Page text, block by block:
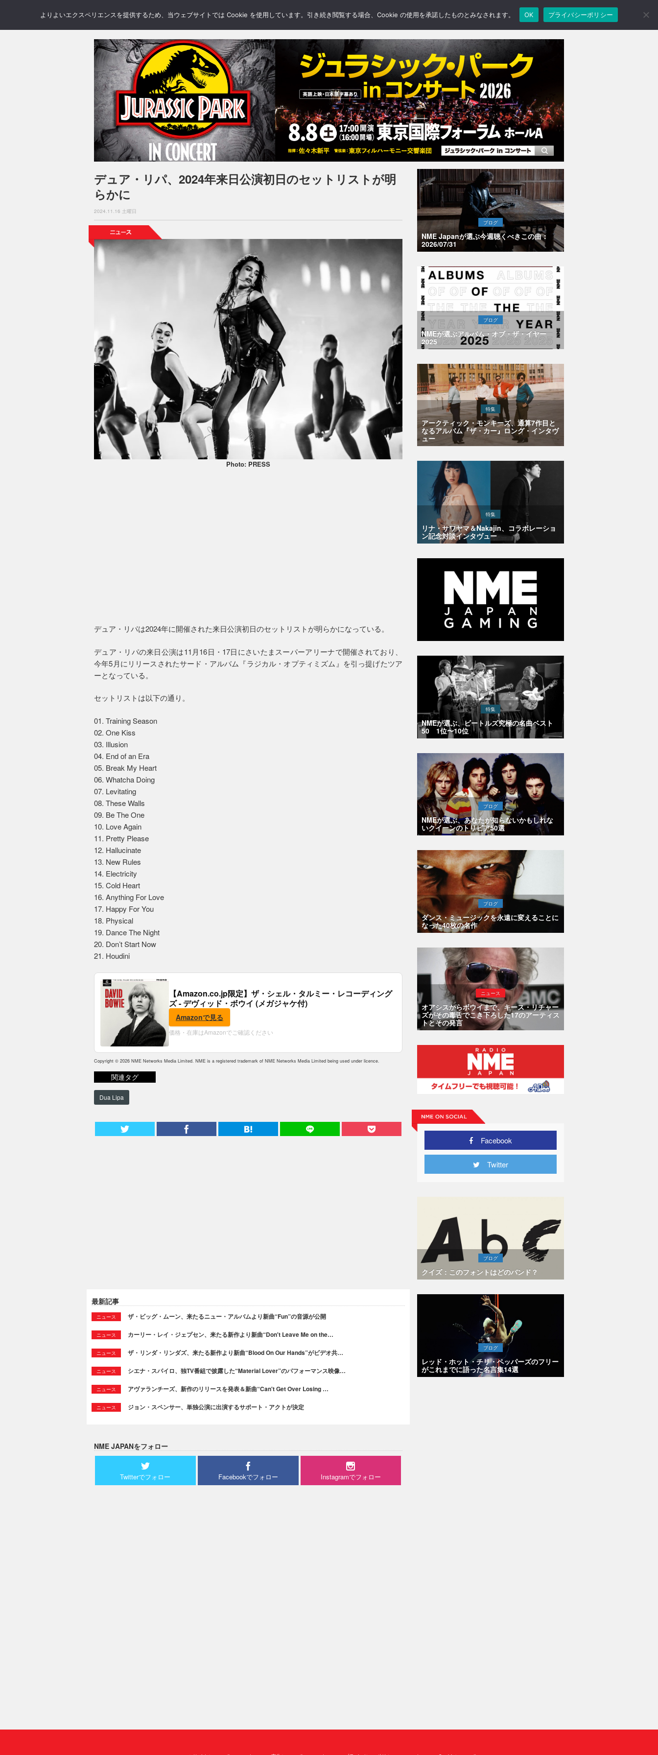
NEWS REVIEWS GALLERY BLOGS FEATURE
デュア・リパ、2024年来日公演初日のセットリストが明
らかに
2024.11.16 土曜日
Photo: PRESS
デュア・リパは2024年に開催された来日公演初日のセットリストが明らかになっている。
デュア・リパの来日公演は11月16日・17日にさいたまスーパーアリーナで開催されており、
今年5月にリリースされたサード・アルバム『ラジカル・オプティミズム』を引っ提げたツア
ーとなっている。
セットリストは以下の通り。
01. Training Season
02. One Kiss
03. Illusion
04. End of an Era
05. Break My Heart
06. Whatcha Doing
07. Levitating
08. These Walls
09. Be The One
10. Love Again
11. Pretty Please
12. Hallucinate
13. New Rules
14. Electricity
15. Cold Heart
16. Anything For Love
17. Happy For You
18. Physical
19. Dance The Night
20. Don’t Start Now
21. Houdini
【Amazon.co.jp限定】ザ・シェル・タルミー・レコーディング
ズ - デヴィッド・ボウイ (メガジャケ付)
Amazonで見る
価格・在庫はAmazonでご確認ください
Copyright © 2026 NME Networks Media Limited. NME is a registered trademark of NME Networks Media Limited being used under licence.
関連タグ
Dua Lipa
最新記事
ニュース ザ・ビッグ・ムーン、来たるニュー・アルバムより新曲“Fun”の音源が公開
ニュース カーリー・レイ・ジェプセン、来たる新作より新曲“Don't Leave Me on the…
ニュース ザ・リンダ・リンダズ、来たる新作より新曲“Blood On Our Hands”がビデオ共…
ニュース シエナ・スパイロ、独TV番組で披露した“Material Lover”のパフォーマンス映像…
ニュース アヴァランチーズ、新作のリリースを発表＆新曲“Can't Get Over Losing …
ニュース ジョン・スペンサー、単独公演に出演するサポート・アクトが決定
NME JAPANをフォロー
Twitterでフォロー Facebookでフォロー Instagramでフォロー
ブログ
NME Japanが選ぶ今週聴くべきこの曲：
2026/07/31
ブログ
NMEが選ぶアルバム・オブ・ザ・イヤー
2025
特集
アークティック・モンキーズ、通算7作目と
なるアルバム『ザ・カー』ロング・インタヴ
ュー
特集
リナ・サワヤマ＆Nakajin、コラボレーショ
ン記念対談インタヴュー
特集
NMEが選ぶ、ビートルズ究極の名曲ベスト
50 1位〜10位
ブログ
NMEが選ぶ、あなたが知らないかもしれな
いクイーンのトリビア50選
ブログ
ダンス・ミュージックを永遠に変えることに
なった40枚の名作
ニュース
オアシスからボウイまで、キース・リチャー
ズがその毒舌でこき下ろした17のアーティス
トとその発言
Facebook
Twitter
ブログ
クイズ：このフォントはどのバンド？
ブログ
レッド・ホット・チリ・ペッパーズのフリー
がこれまでに語った名言集14選
よりよいエクスペリエンスを提供するため、当ウェブサイトでは Cookie を使用しています。引き続き閲覧する場合、Cookie の使用を承諾したものとみなされます。 OK プライバシーポリシー